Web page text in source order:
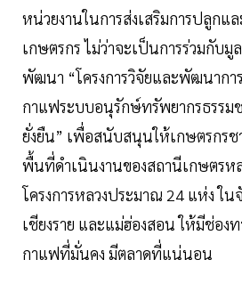
หน่วยงานในการส่งเสริมการปลูกแ
เกษตรกร ไม่ว่าจะเป็นการร่วมกับมู
พัฒนา “โครงการวิจัยและพัฒนากา
กาแฟระบบอนุรักษ์ทรัพยากรธรร
ยั่งยืน” เพื่อสนับสนุนให้เกษตรกรช
พื้นที่ดำเนินงานของสถานีเกษตร
โครงการหลวงประมาณ 24 แห่ง ใน
เชียงราย และแม่ฮ่องสอน ให้มีช่อง
กาแฟที่มั่นคง มีตลาดที่แน่นอน